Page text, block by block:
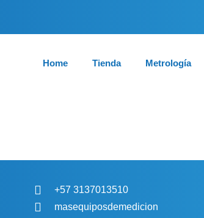
Home Tienda Metrología
+57 3137013510
masequiposdemedicion